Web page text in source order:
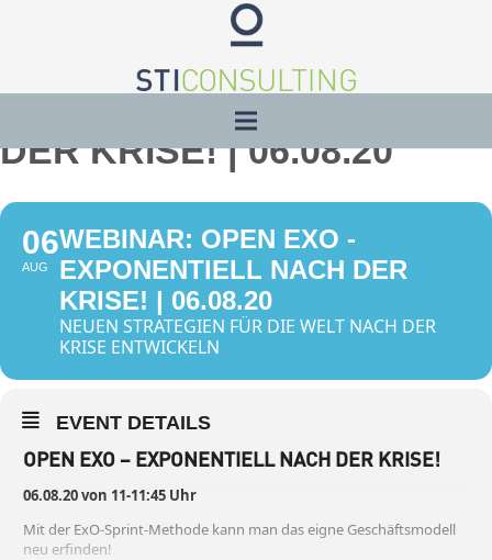
WEBINAR: OPEN EXO -
EXPONENTIELL NACH
DER KRISE! | 06.08.20
06
AUG
WEBINAR: OPEN EXO -
EXPONENTIELL NACH DER
KRISE! | 06.08.20
NEUEN STRATEGIEN FÜR DIE WELT NACH DER
KRISE ENTWICKELN
EVENT DETAILS
OPEN EXO – EXPONENTIELL NACH DER KRISE!
06.08.20 von 11-11:45 Uhr
Mit der ExO-Sprint-Methode kann man das eigne Geschäftsmodell
neu erfinden!